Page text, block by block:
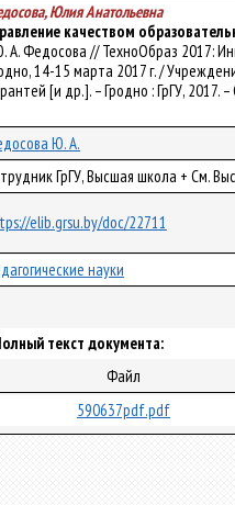
Юлия Анатольевна
качеством
А. Федосова // ТехноОбраз 2017:
14-15 марта 2017 г. /
[и др.]. – Гродно : ГрГУ, 2017.
Ю. А.
ГрГУ, Высшая школа + См.
elib.grsu.by/doc/22711
науки
текст документа:
Файл
590637pdf.pdf